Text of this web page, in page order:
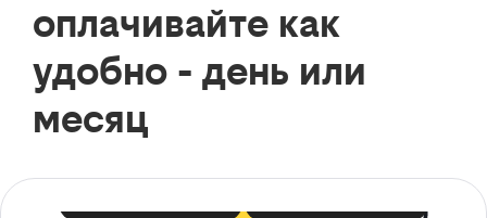
оплачивайте как
удобно - день или
месяц